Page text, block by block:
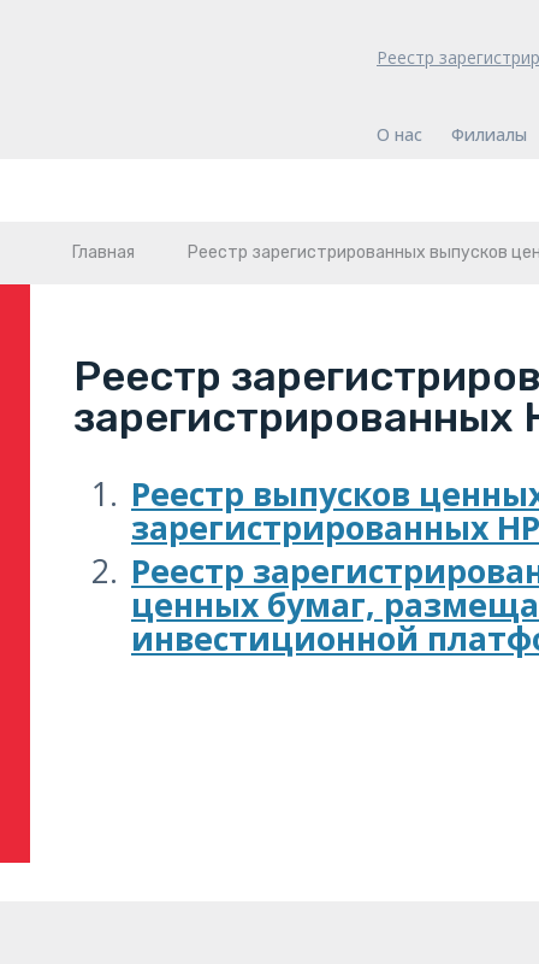
Реестр
О нас Филиалы
Главная Реестр зарегистрированных выпусков
Реестр
Реестр выпусков
зарегистрированных
Реестр
ценных бумаг,
инвестиционной